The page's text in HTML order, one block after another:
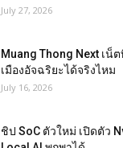
July 27, 2026
Muang Thong Next เน็
เมืองอัจฉริยะได้จริงไหม
July 16, 2026
ชิป SoC ตัวใหม่ เปิดตัว